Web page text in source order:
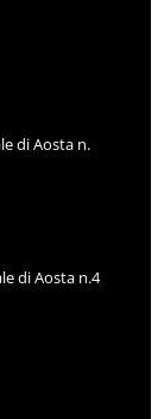
di Aosta n.
di Aosta n.4